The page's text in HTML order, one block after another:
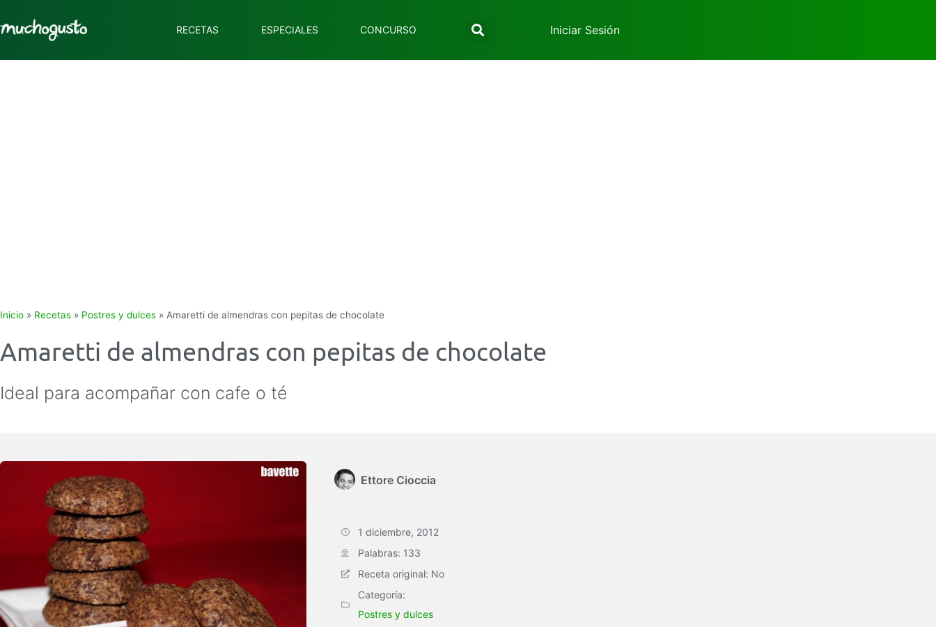
RECETAS ESPECIALES CONCURSO Iniciar Sesión
Inicio » Recetas » Postres y dulces » Amaretti de almendras con pepitas de chocolate
Amaretti de almendras con pepitas de chocolate
Ideal para acompañar con cafe o té
Ettore Cioccia
1 diciembre, 2012
Palabras: 133
Receta original: No
Categoría:
Postres y dulces